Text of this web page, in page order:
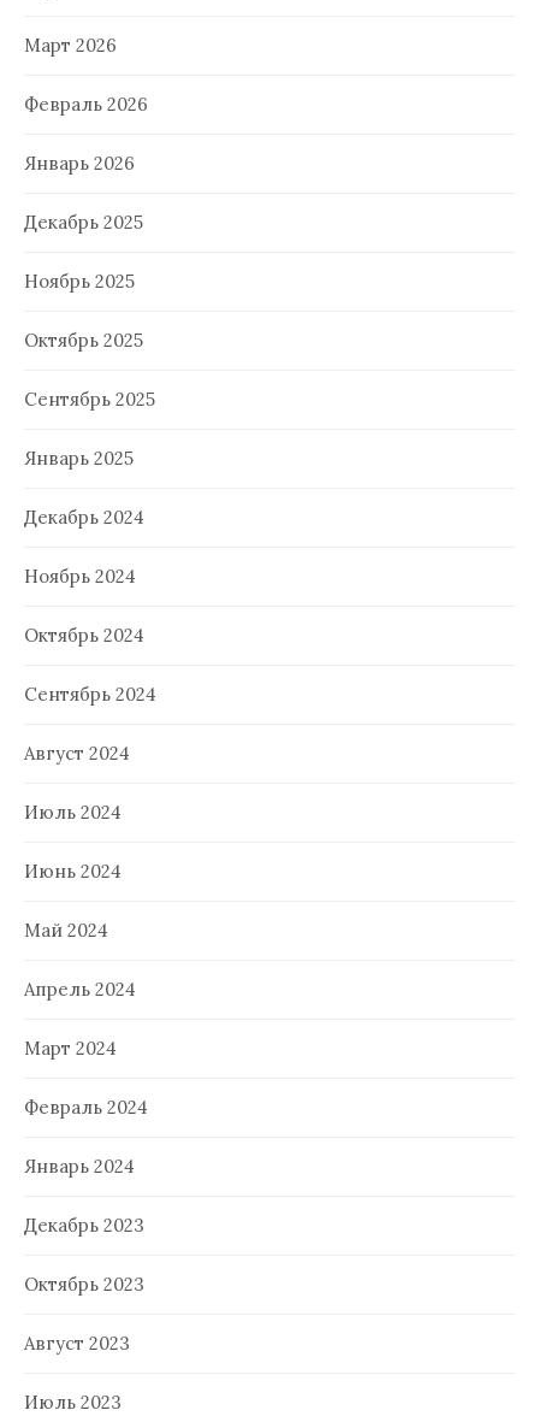
Март 2026
Февраль 2026
Январь 2026
Декабрь 2025
Ноябрь 2025
Октябрь 2025
Сентябрь 2025
Январь 2025
Декабрь 2024
Ноябрь 2024
Октябрь 2024
Сентябрь 2024
Август 2024
Июль 2024
Июнь 2024
Май 2024
Апрель 2024
Март 2024
Февраль 2024
Январь 2024
Декабрь 2023
Октябрь 2023
Август 2023
Июль 2023